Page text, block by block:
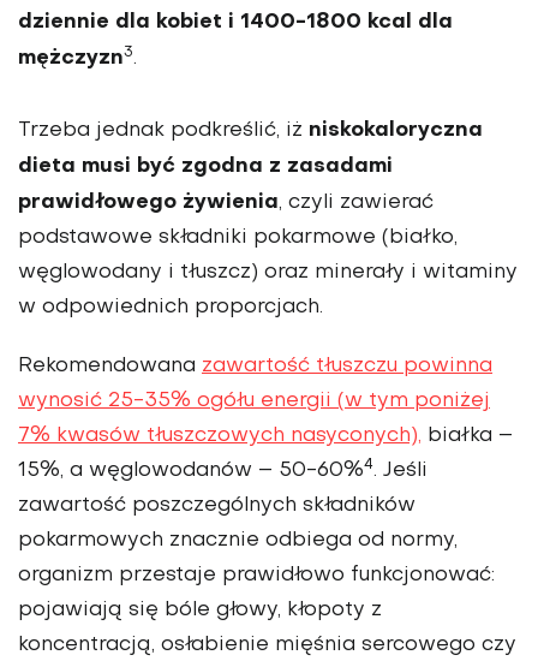
dziennie dla kobiet i 1400-1800 kcal dla
mężczyzn3.
Trzeba jednak podkreślić, iż niskokaloryczna
dieta musi być zgodna z zasadami
prawidłowego żywienia, czyli zawierać
podstawowe składniki pokarmowe (białko,
węglowodany i tłuszcz) oraz minerały i witaminy
w odpowiednich proporcjach.
Rekomendowana zawartość tłuszczu powinna
wynosić 25-35% ogółu energii (w tym poniżej
7% kwasów tłuszczowych nasyconych), białka –
15%, a węglowodanów – 50-60%4. Jeśli
zawartość poszczególnych składników
pokarmowych znacznie odbiega od normy,
organizm przestaje prawidłowo funkcjonować:
pojawiają się bóle głowy, kłopoty z
koncentracją, osłabienie mięśnia sercowego czy